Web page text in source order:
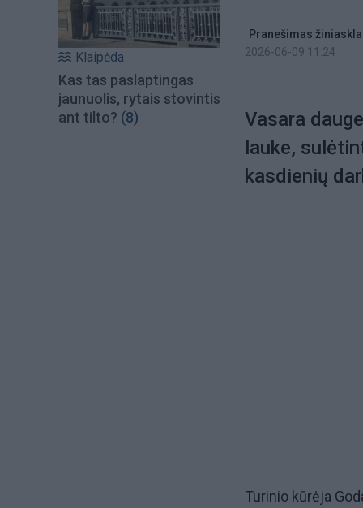
Klaipėda
Kas tas paslaptingas
jaunuolis, rytais stovintis
ant tilto? (8)
Pranešimas
2026-06-09 11:24
Vasara
lauke,
kasdienių
Turinio kūrėja